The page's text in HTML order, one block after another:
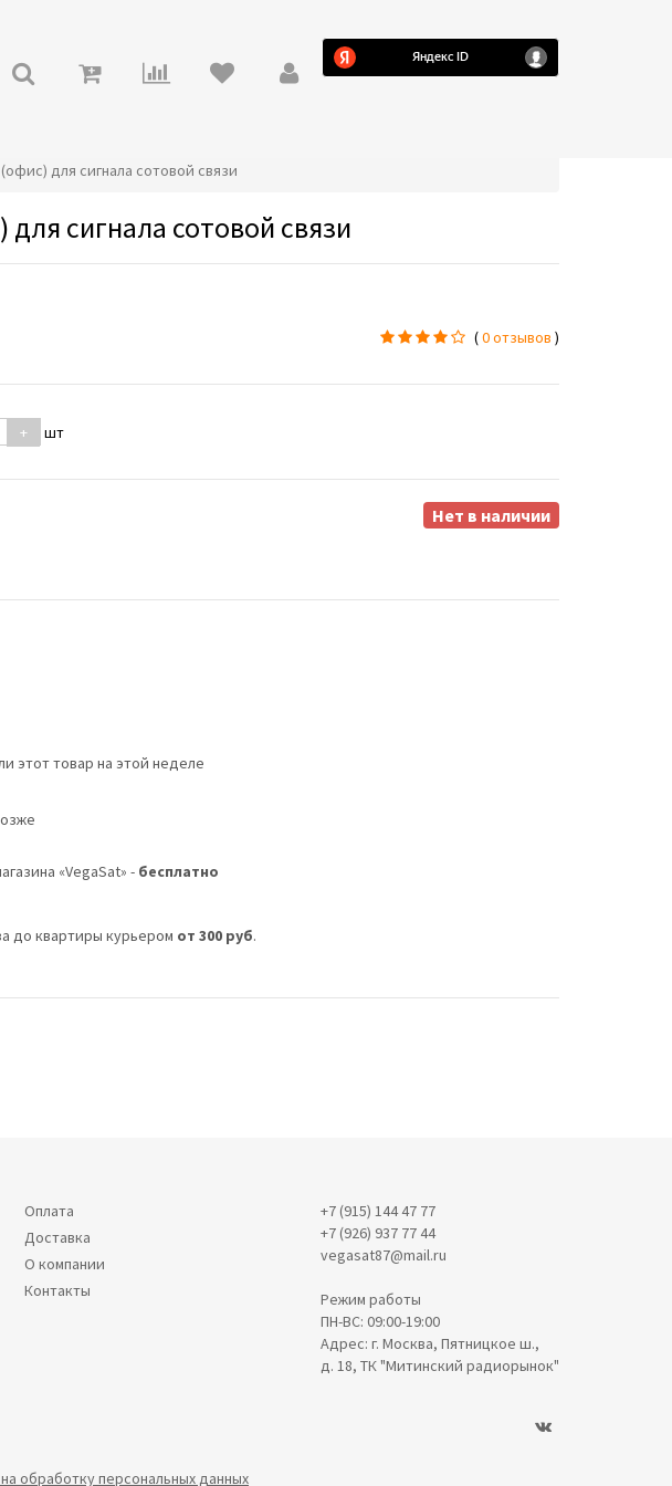
(офис) для сигнала сотовой связи
сигнала сотовой связи
(0 отзывов )
+ шт
Нет в наличии
этот товар на этой неделе
«VegaSat» - бесплатно
до квартиры курьером от 300 руб.
Оплата
Доставка
О компании
Контакты
+7 (915) 144 47 77
+7 (926) 937 77 44
vegasat87@mail.ru
Режим работы
ПН-ВС: 09:00-19:00
Адрес: г. Москва, Пятницкое ш.,
д. 18, ТК "Митинский радиорынок"
обработку персональных данных